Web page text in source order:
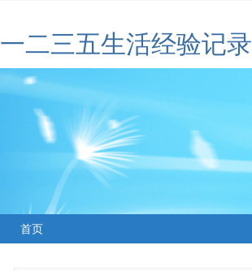
一二三五生活经验记录
首页